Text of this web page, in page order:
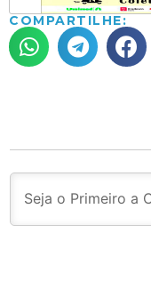
COMPARTILHE: